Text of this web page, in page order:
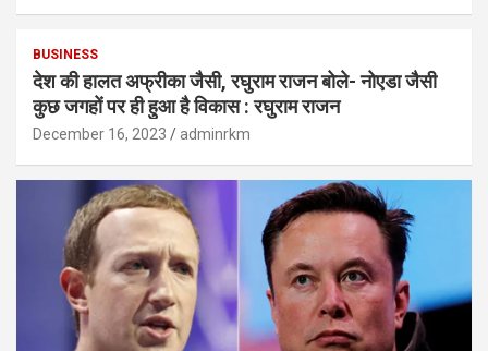
BUSINESS
देश की हालत अफ्रीका जैसी, रघुराम राजन बोले- नोएडा जैसी
कुछ जगहों पर ही हुआ है विकास : रघुराम राजन
December 16, 2023 adminrkm